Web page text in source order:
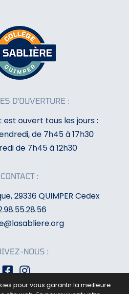
D'OUVERTURE :
est ouvert tous les jours :
de 7h45 à 17h30
de 7h45 à 12h30
CONTACT :
29336 QUIMPER Cedex
NOUS :
pour vous garantir la meilleure